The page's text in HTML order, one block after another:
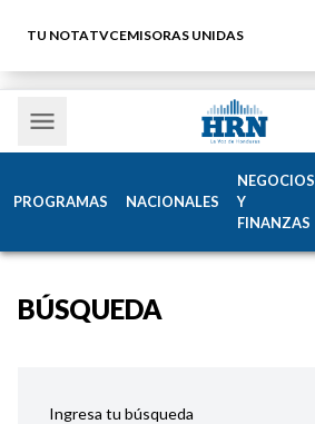
TU NOTATVCEMISORAS UNIDAS
PROGRAMAS NACIONALES
NEGOCIOS
Y
FINANZAS
BÚSQUEDA
Ingresa tu búsqueda